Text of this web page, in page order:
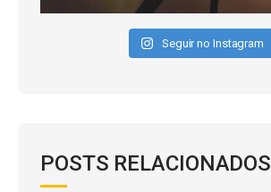
Seguir no Instagram
POSTS RELACIONADOS